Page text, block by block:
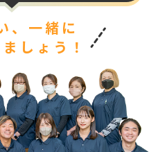
、一緒に
しょう！